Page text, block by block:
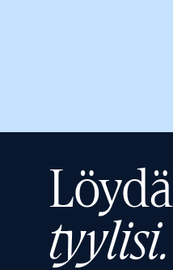
Löydä
tyylisi.